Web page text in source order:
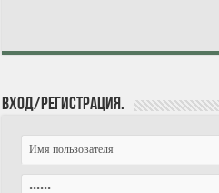
Вход/Регистрация.